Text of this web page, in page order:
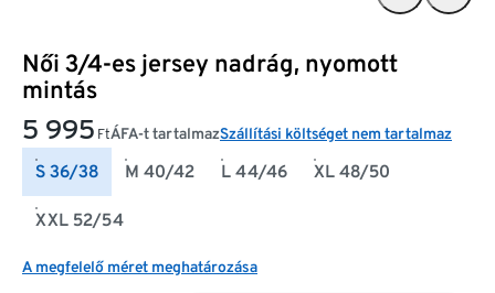
Női 3/4-es jersey nadrág, nyomott
mintás
5 995 FtÁFA-t tartalmazSzállítási költséget nem tartalmaz
S 36/38 M 40/42 L 44/46 XL 48/50
XXL 52/54
A megfelelő méret meghatározása